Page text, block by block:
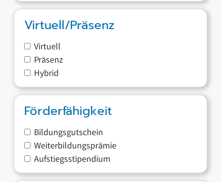
Virtuell/Präsenz
Virtuell
Präsenz
Hybrid
Förderfähigkeit
Bildungsgutschein
Weiterbildungsprämie
Aufstiegsstipendium